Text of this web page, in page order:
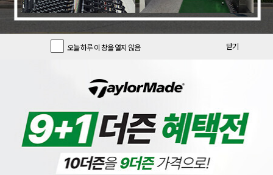
오늘 하루 이 창을 열지 않음 닫기
[리퍼브특가/색바램][글로벌니힐로
정품] 크리션 DADT 루즈 스탠드백
[리퍼브 상품] 프로기아 정품 22년
피알지알 PRGR 03 포지드 8 아이
베스트
우드 유틸 아이언 웨지 퍼터